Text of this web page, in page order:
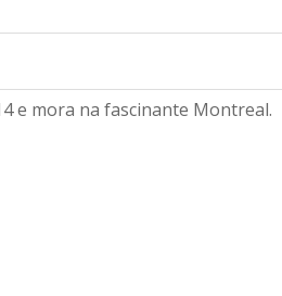
e mora na fascinante Montreal.